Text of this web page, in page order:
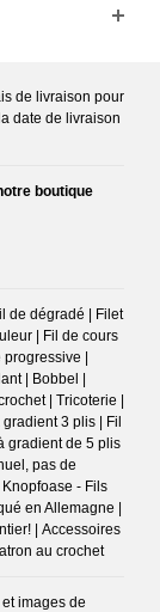
de livraison pour
date de livraison
boutique
de dégradé | Filet
| Fil de cours
progressive |
| Bobbel |
| Tricoterie |
3 plis | Fil
gradient de 5 plis
pas de
- Fils
en Allemagne |
| Accessoires
au crochet
images de